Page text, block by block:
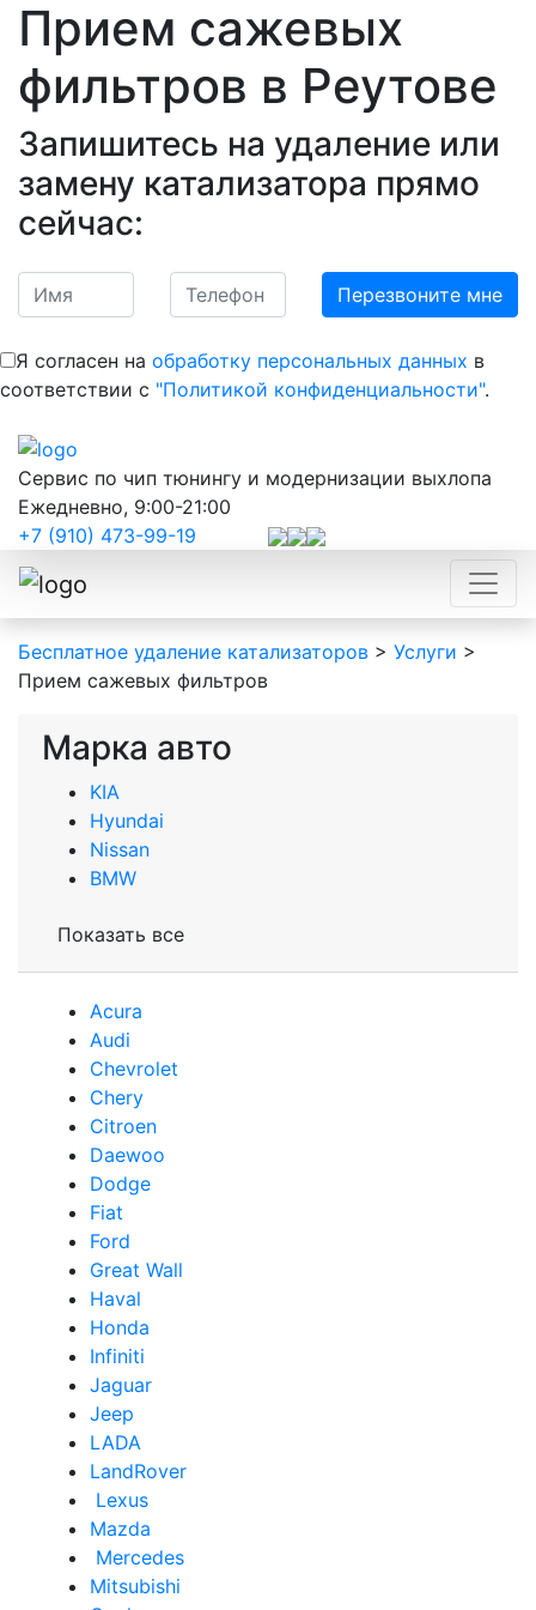
Прием сажевых
фильтров в Реутове
Запишитесь на удаление или
замену катализатора прямо
сейчас:
Я согласен на обработку персональных данных в
соответствии с "Политикой конфиденциальности".
Сервис по чип тюнингу и модернизации выхлопа
Ежедневно, 9:00-21:00
+7 (910) 473-99-19
Бесплатное удаление катализаторов > Услуги >
Прием сажевых фильтров
Марка авто
KIA
Hyundai
Nissan
BMW
Показать все
Acura
Audi
Сhevrolet
Chery
Сitroen
Daewoo
Dodge
Fiat
Ford
Great Wall
Haval
Honda
Infiniti
Jaguar
Jeep
LADA
LandRover
Lexus
Mazda
Mercedes
Mitsubishi